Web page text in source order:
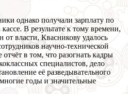
однако получали зарплату по
В результате к тому времени,
от власти, Квасникову удалось
научно-технической
отчёт в том, что разогнать кадры
специалистов, дело
её разведывательного
годы и значительные